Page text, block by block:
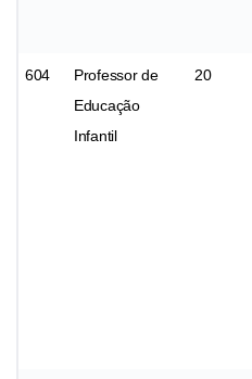
604
Professor de
Educação
Infantil
20